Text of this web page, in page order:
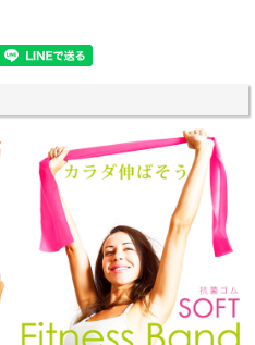
伸ばそう！
をゆったりストレッチ！
位を重点シェイプアップ！
ない方に、負荷のあるチュー
妙！持ち方や持つ場所を変え
ッチを、フィットネスバンド